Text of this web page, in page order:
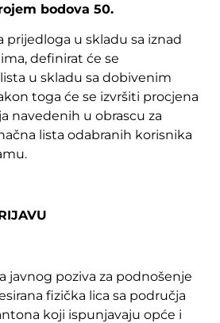
bodova 50.
prijedloga u skladu sa iznad
definirat će se
u skladu sa dobivenim
toga će se izvršiti procjena
navedenih u obrascu za
lista odabranih korisnika
javnog poziva za podnošenje
fizička lica sa područja
koji ispunjavaju opće i